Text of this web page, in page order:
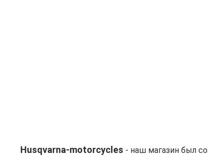
Husqvarna-motorcycles - наш магазин был